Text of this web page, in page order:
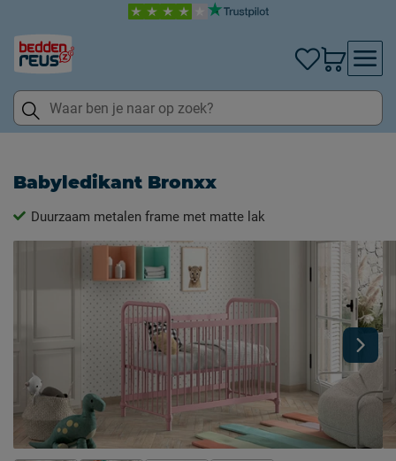
Babyledikant Bronxx
Duurzaam metalen frame met matte lak